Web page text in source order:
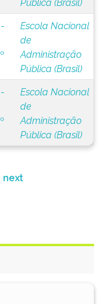
Escola Nacional
de
Administração
Pública (Brasil)
Escola Nacional
de
Administração
Pública (Brasil)
next